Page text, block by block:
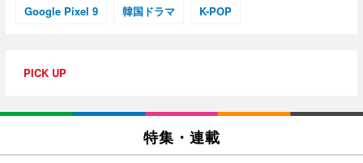
Google Pixel 9 韓国ドラマ K-POP
PICK UP
特集・連載